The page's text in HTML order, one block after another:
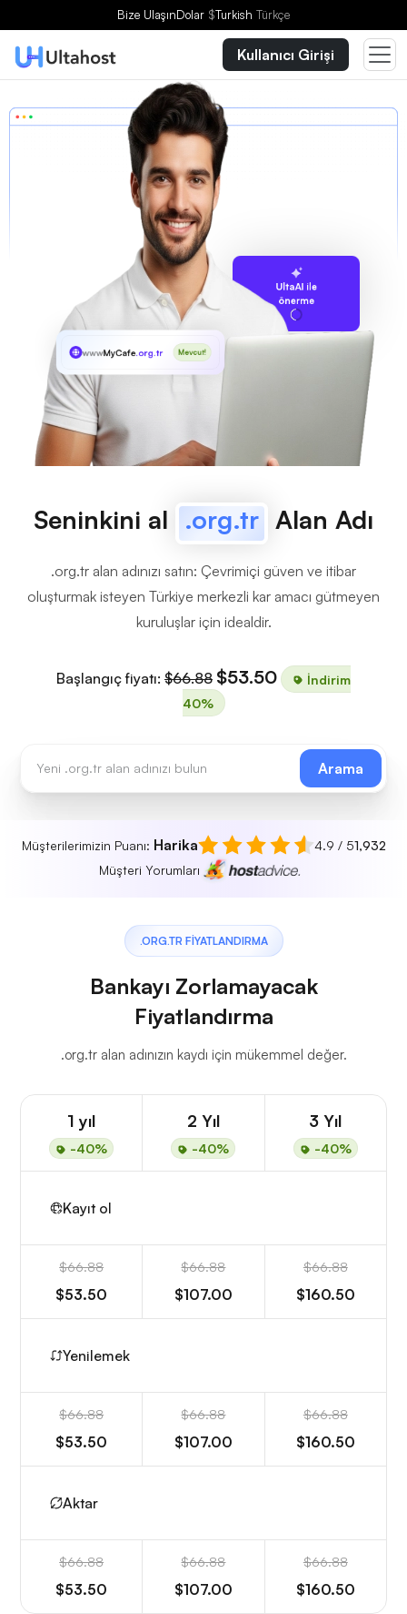
Bize UlaşınDolar $Turkish Türkçe
Kullanıcı Girişi
UltaAI ile
önerme
wwwMyCafe.org.tr Mevcut!
Seninkini al .org.tr Alan Adı
.org.tr alan adınızı satın: Çevrimiçi güven ve itibar
oluşturmak isteyen Türkiye merkezli kar amacı gütmeyen
kuruluşlar için idealdir.
Başlangıç fiyatı: $66.88 $53.50
İndirim
40%
Arama
Müşterilerimizin Puanı: Harika 4.9 / 51,932
Müşteri Yorumları
.ORG.TR FIYATLANDIRMA
Bankayı Zorlamayacak
Fiyatlandırma
.org.tr alan adınızın kaydı için mükemmel değer.
1 yıl
-40%
2 Yıl
-40%
3 Yıl
-40%
Kayıt ol
$66.88
$53.50
$66.88
$107.00
$66.88
$160.50
Yenilemek
$66.88
$53.50
$66.88
$107.00
$66.88
$160.50
Aktar
$66.88
$53.50
$66.88
$107.00
$66.88
$160.50